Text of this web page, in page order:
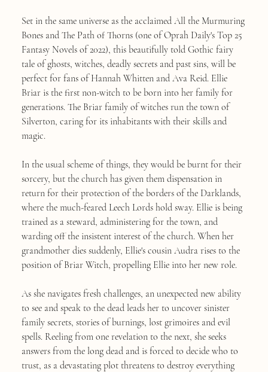
Set in the same universe as the acclaimed All the Murmuring
Bones and The Path of Thorns (one of Oprah Daily's Top 25
Fantasy Novels of 2022), this beautifully told Gothic fairy
tale of ghosts, witches, deadly secrets and past sins, will be
perfect for fans of Hannah Whitten and Ava Reid. Ellie
Briar is the first non-witch to be born into her family for
generations. The Briar family of witches run the town of
Silverton, caring for its inhabitants with their skills and
magic.
In the usual scheme of things, they would be burnt for their
sorcery, but the church has given them dispensation in
return for their protection of the borders of the Darklands,
where the much-feared Leech Lords hold sway. Ellie is being
trained as a steward, administering for the town, and
warding off the insistent interest of the church. When her
grandmother dies suddenly, Ellie's cousin Audra rises to the
position of Briar Witch, propelling Ellie into her new role.
As she navigates fresh challenges, an unexpected new ability
to see and speak to the dead leads her to uncover sinister
family secrets, stories of burnings, lost grimoires and evil
spells. Reeling from one revelation to the next, she seeks
answers from the long dead and is forced to decide who to
trust, as a devastating plot threatens to destroy everything